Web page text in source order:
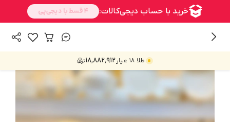
طلا ۱۸ عیار ۱۸٬۸۸۲٬۹۱۲